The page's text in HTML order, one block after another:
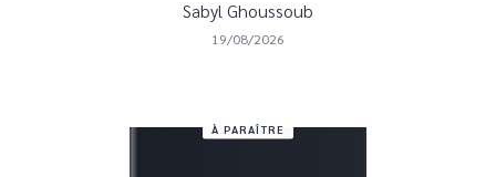
Sabyl Ghoussoub
19/08/2026
À PARAÎTRE